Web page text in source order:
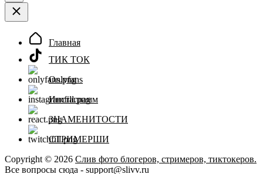
Главная
ТИК ТОК
Onlyfans
Инстаграмм
ЗНАМЕНИТОСТИ
СТРИМЕРШИ
Copyright © 2026 Слив фото блогеров, стримеров, тиктокеров.
Все вопросы сюда - support@slivv.ru